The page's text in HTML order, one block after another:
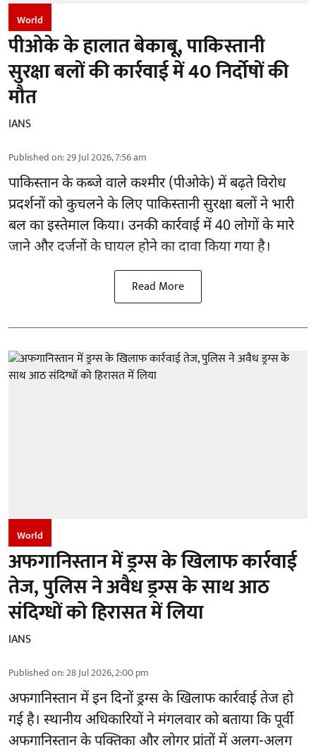
World
पीओके के हालात बेकाबू, पाकिस्तानी
सुरक्षा बलों की कार्रवाई में 40 निर्दोषों की
मौत
IANS
Published on:29 Jul 2026, 7:56 am
पाकिस्तान के कब्जे वाले कश्मीर (पीओके) में बढ़ते विरोध
प्रदर्शनों को कुचलने के लिए पाकिस्तानी सुरक्षा बलों ने भारी
बल का इस्तेमाल किया। उनकी कार्रवाई में 40 लोगों के मारे
जाने और दर्जनों के घायल होने का दावा किया गया है।
Read More
World
अफगानिस्तान में ड्रग्स के खिलाफ कार्रवाई
तेज, पुलिस ने अवैध ड्रग्स के साथ आठ
संदिग्धों को हिरासत में लिया
IANS
Published on:28 Jul 2026, 2:00 pm
अफगानिस्तानमें इन दिनों ड्रग्स के खिलाफ कार्रवाई तेज हो
गई है। स्थानीय अधिकारियों ने मंगलवार को बताया कि पूर्वी
अफगानिस्तान के पक्तिका और लोगर प्रांतों में अलग-अलग